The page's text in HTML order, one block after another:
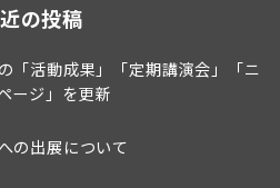
の投稿
「活動成果」「定期講演会」「ニ
ージ」を更新
の出展について